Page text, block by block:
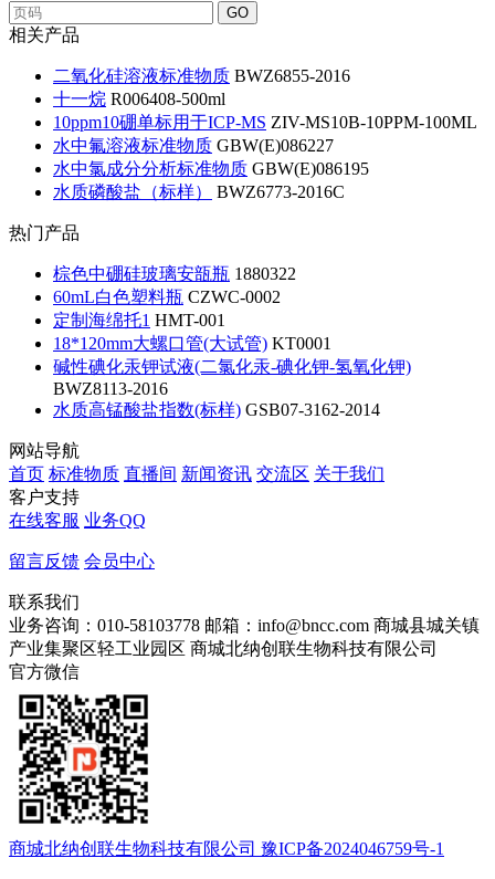
GO
相关产品
二氧化硅溶液标准物质 BWZ6855-2016
十一烷 R006408-500ml
10ppm10硼单标用于ICP-MS ZIV-MS10B-10PPM-100ML
水中氟溶液标准物质 GBW(E)086227
水中氯成分分析标准物质 GBW(E)086195
水质磷酸盐（标样）
BWZ6773-2016C
热门产品
棕色中硼硅玻璃安瓿瓶 1880322
60mL白色塑料瓶 CZWC-0002
定制海绵托1 HMT-001
18*120mm大螺口管(大试管) KT0001
碱性碘化汞钾试液(二氯化汞-碘化钾-氢氧化钾)
BWZ8113-2016
水质高锰酸盐指数(标样) GSB07-3162-2014
网站导航
首页 标准物质 直播间 新闻资讯 交流区 关于我们
客户支持
在线客服 业务QQ
留言反馈 会员中心
联系我们
业务咨询：010-58103778 邮箱：info@bncc.com 商城县城关镇
产业集聚区轻工业园区 商城北纳创联生物科技有限公司
官方微信
商城北纳创联生物科技有限公司 豫ICP备2024046759号-1